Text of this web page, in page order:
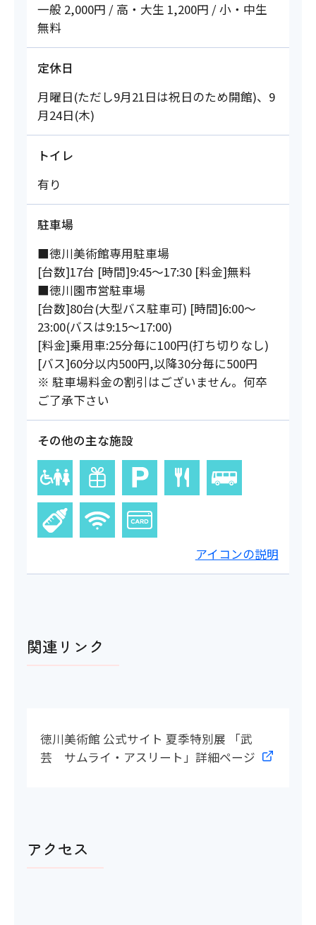
一般 2,000円 / 高・大生 1,200円 / 小・中生
無料
定休日
月曜日(ただし9月21日は祝日のため開館)、9
月24日(木)
トイレ
有り
駐車場
■徳川美術館専用駐車場
[台数]17台 [時間]9:45～17:30 [料金]無料
■徳川園市営駐車場
[台数]80台(大型バス駐車可) [時間]6:00～
23:00(バスは9:15～17:00)
[料金]乗用車:25分毎に100円(打ち切りなし)
[バス]60分以内500円,以降30分毎に500円
※ 駐車場料金の割引はございません。何卒
ご了承下さい
その他の主な施設
アイコンの説明
関連リンク
徳川美術館 公式サイト 夏季特別展 「武
芸 サムライ・アスリート」詳細ページ
アクセス